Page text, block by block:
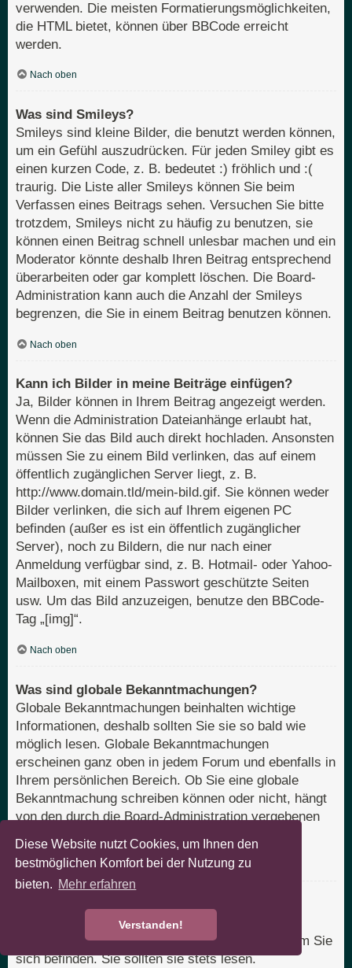
Diese Website nutzt Cookies, um Ihnen den
bestmöglichen Komfort bei der Nutzung zu
bieten. Mehr erfahren
Verstanden!
verwenden. Die meisten Formatierungsmöglichkeiten,
die HTML bietet, können über BBCode erreicht
werden.
Nach oben
Was sind Smileys?
Smileys sind kleine Bilder, die benutzt werden können,
um ein Gefühl auszudrücken. Für jeden Smiley gibt es
einen kurzen Code, z. B. bedeutet :) fröhlich und :(
traurig. Die Liste aller Smileys können Sie beim
Verfassen eines Beitrags sehen. Versuchen Sie bitte
trotzdem, Smileys nicht zu häufig zu benutzen, sie
können einen Beitrag schnell unlesbar machen und ein
Moderator könnte deshalb Ihren Beitrag entsprechend
überarbeiten oder gar komplett löschen. Die Board-
Administration kann auch die Anzahl der Smileys
begrenzen, die Sie in einem Beitrag benutzen können.
Nach oben
Kann ich Bilder in meine Beiträge einfügen?
Ja, Bilder können in Ihrem Beitrag angezeigt werden.
Wenn die Administration Dateianhänge erlaubt hat,
können Sie das Bild auch direkt hochladen. Ansonsten
müssen Sie zu einem Bild verlinken, das auf einem
öffentlich zugänglichen Server liegt, z. B.
http://www.domain.tld/mein-bild.gif. Sie können weder
Bilder verlinken, die sich auf Ihrem eigenen PC
befinden (außer es ist ein öffentlich zugänglicher
Server), noch zu Bildern, die nur nach einer
Anmeldung verfügbar sind, z. B. Hotmail- oder Yahoo-
Mailboxen, mit einem Passwort geschützte Seiten
usw. Um das Bild anzuzeigen, benutze den BBCode-
Tag „[img]“.
Nach oben
Was sind globale Bekanntmachungen?
Globale Bekanntmachungen beinhalten wichtige
Informationen, deshalb sollten Sie sie so bald wie
möglich lesen. Globale Bekanntmachungen
erscheinen ganz oben in jedem Forum und ebenfalls in
Ihrem persönlichen Bereich. Ob Sie eine globale
Bekanntmachung schreiben können oder nicht, hängt
von den durch die Board-Administration vergebenen
Nach oben
Bekanntmachungen beinhalten meist wichtige
Informationen zu dem Bereich des Boards, in dem Sie
sich befinden. Sie sollten sie stets lesen.